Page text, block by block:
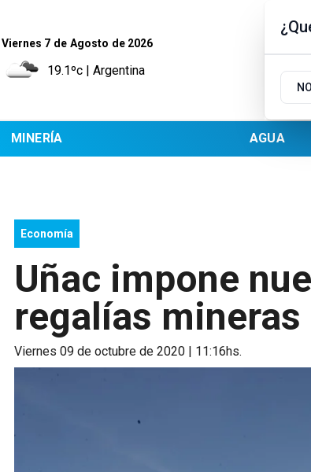
Viernes 7 de Agosto de 2026
19.1ºc | Argentina
MINERÍA AGUA
Economía
Uñac impone
regalías mineras
viernes 09 de octubre de 2020 | 11:16hs.